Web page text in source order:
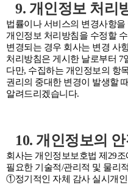
9. 개인정보 처리
법률이나 서비스의 변경사항
개인정보 처리방침을 수정할
변경되는 경우 회사는 변경 사
처리방침은 게시한 날로부터 7
다만, 수집하는 개인정보의 항
권리의 중대한 변경이 발생할
알려드리겠습니다.
10. 개인정보의
회사는 개인정보보호법 제29
필요한 기술적/관리적 및 물리
①정기적인 자체 감사 실시개